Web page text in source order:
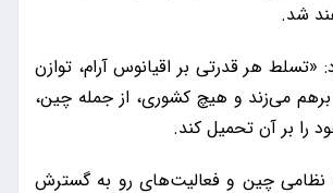
شد.
هر قدرتی بر اقیانوس آرام، توازن
برهم می‌زند و هیچ کشوری، از جمله چین،
را بر آن تحمیل کند.
نظامی چین و فعالیت‌های رو به گسترش